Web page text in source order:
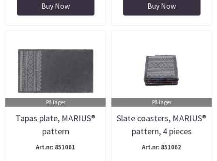
Buy Now Buy Now
På lager
Tapas plate, MARIUS®
pattern
Art.nr: 851061
På lager
Slate coasters, MARIUS®
pattern, 4 pieces
Art.nr: 851062